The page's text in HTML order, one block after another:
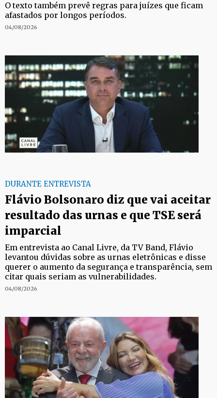
O texto também prevê regras para juízes que ficam
afastados por longos períodos.
04/08/2026
DURANTE ENTREVISTA
Flávio Bolsonaro diz que vai aceitar
resultado das urnas e que TSE será
imparcial
Em entrevista ao Canal Livre, da TV Band, Flávio
levantou dúvidas sobre as urnas eletrônicas e disse
querer o aumento da segurança e transparência, sem
citar quais seriam as vulnerabilidades.
04/08/2026